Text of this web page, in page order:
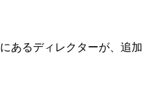
あるディレクターが、追加